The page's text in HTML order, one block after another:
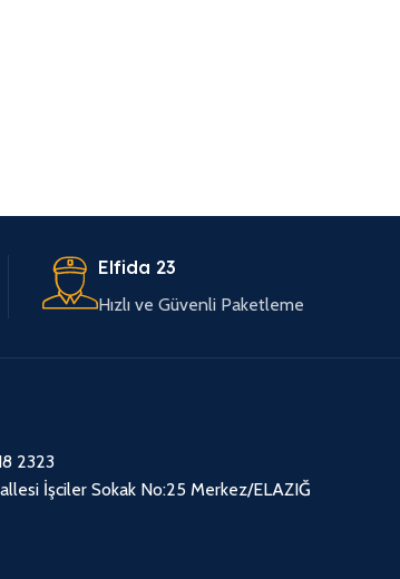
Elfida 23
Hızlı ve Güvenli Paketleme
2323
İşciler Sokak No:25 Merkez/ELAZIĞ